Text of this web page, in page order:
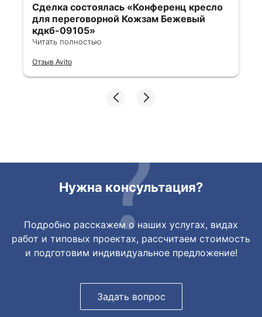
Сделка состоялась «Конференц кресло
для переговорной Кожзам Бежевый
кдкб-09105»
ответы очень быстрые, всегда на связи.
Все подробно сфотографировали перед
складах их переместили на один. Так же
Читать полностью
Отзыв Avito
Нужна консультация?
Подробно расскажем о наших услугах, видах
работ и типовых проектах, рассчитаем стоимость
и подготовим индивидуальное предложение!
Задать вопрос